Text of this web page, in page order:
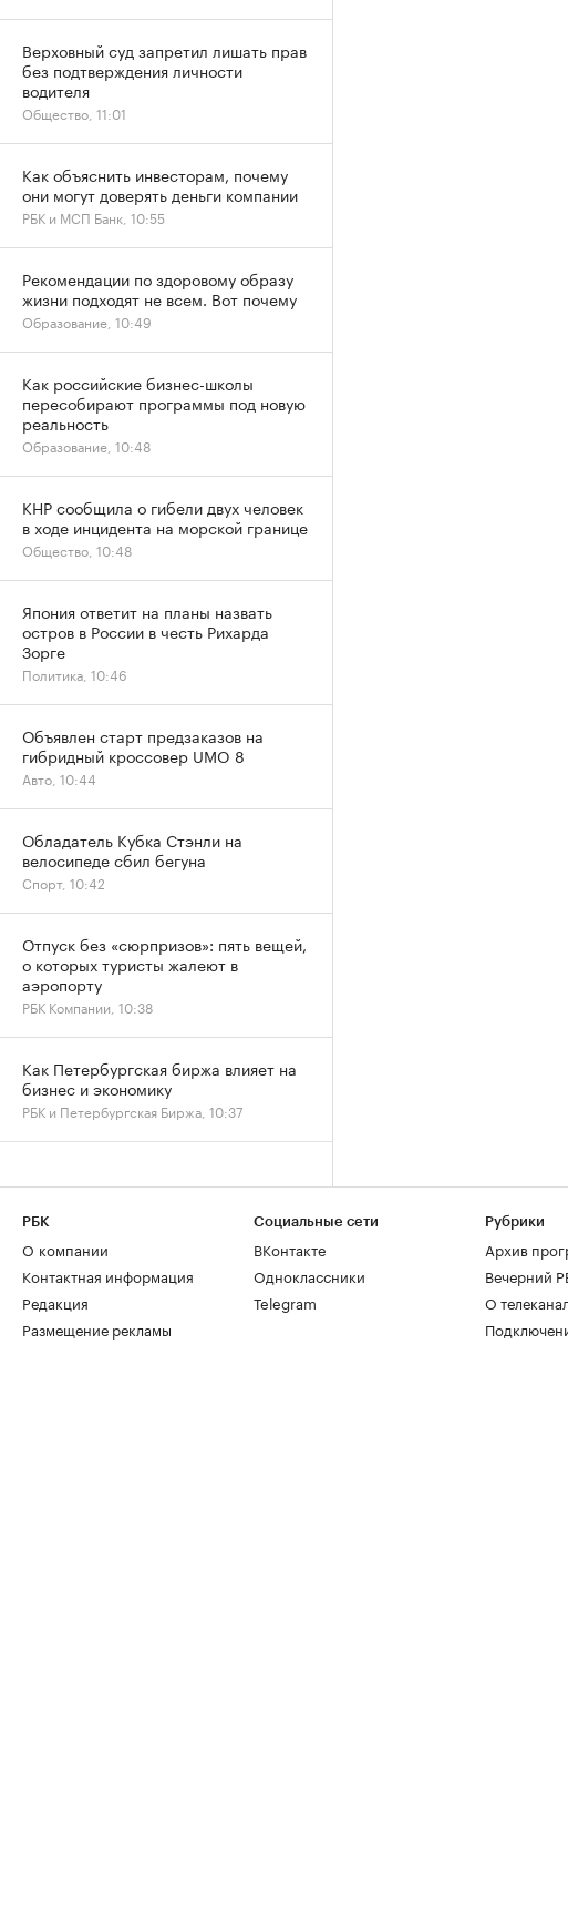
Верховный суд запретил лишать прав
без подтверждения личности
водителя
Общество, 11:01
Как объяснить инвесторам, почему
они могут доверять деньги компании
РБК и МСП Банк, 10:55
Рекомендации по здоровому образу
жизни подходят не всем. Вот почему
Образование, 10:49
Как российские бизнес-школы
пересобирают программы под новую
реальность
Образование, 10:48
КНР сообщила о гибели двух человек
в ходе инцидента на морской границе
Общество, 10:48
Япония ответит на планы назвать
остров в России в честь Рихарда
Зорге
Политика, 10:46
Объявлен старт предзаказов на
гибридный кроссовер UMO 8
Авто, 10:44
Обладатель Кубка Стэнли на
велосипеде сбил бегуна
Спорт, 10:42
Отпуск без «сюрпризов»: пять вещей,
о которых туристы жалеют в
аэропорту
РБК Компании, 10:38
Как Петербургская биржа влияет на
бизнес и экономику
РБК и Петербургская Биржа, 10:37
РБК
О компании
Контактная информация
Редакция
Размещение рекламы
Социальные сети
ВКонтакте
Одноклассники
Telegram
Рубрики
Архив
Вечерний
О